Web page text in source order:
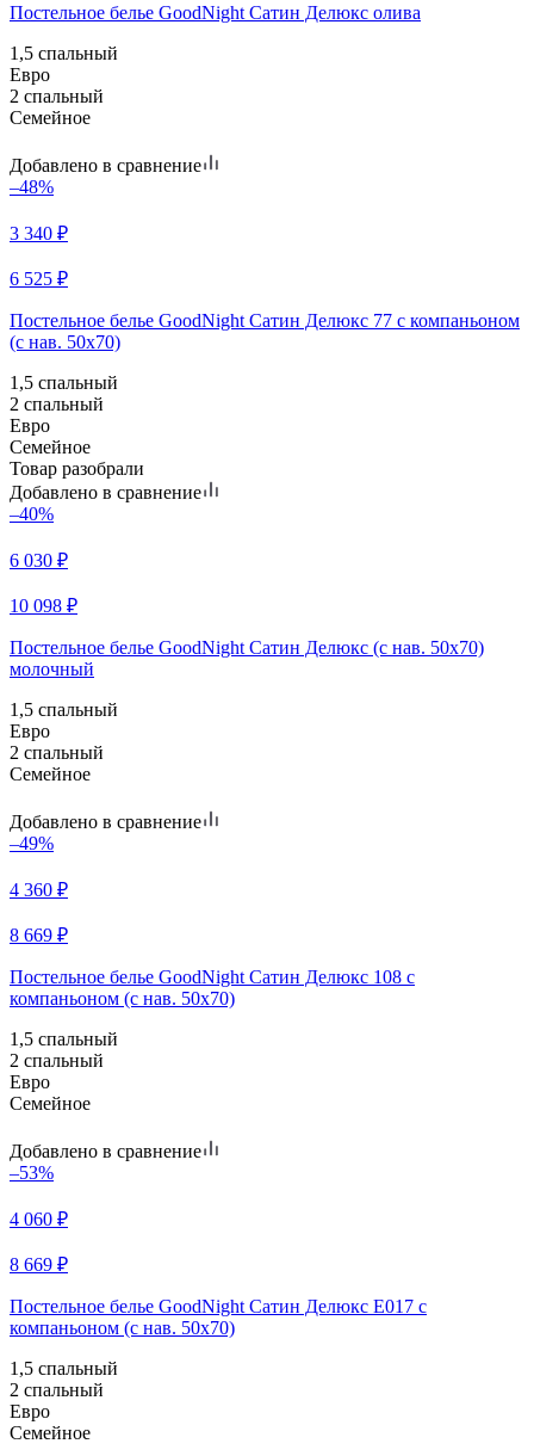
Постельное белье GoodNight Сатин Делюкс олива
1,5 спальный
Евро
2 спальный
Семейное
Добавлено в сравнение
–48%
3 340 ₽
6 525 ₽
Постельное белье GoodNight Сатин Делюкс 77 с компаньоном
(с нав. 50х70)
1,5 спальный
2 спальный
Евро
Семейное
Товар разобрали
Добавлено в сравнение
–40%
6 030 ₽
10 098 ₽
Постельное белье GoodNight Сатин Делюкс (с нав. 50х70)
молочный
1,5 спальный
Евро
2 спальный
Семейное
Добавлено в сравнение
–49%
4 360 ₽
8 669 ₽
Постельное белье GoodNight Сатин Делюкс 108 с
компаньоном (с нав. 50х70)
1,5 спальный
2 спальный
Евро
Семейное
Добавлено в сравнение
–53%
4 060 ₽
8 669 ₽
Постельное белье GoodNight Сатин Делюкс E017 с
компаньоном (с нав. 50х70)
1,5 спальный
2 спальный
Евро
Семейное